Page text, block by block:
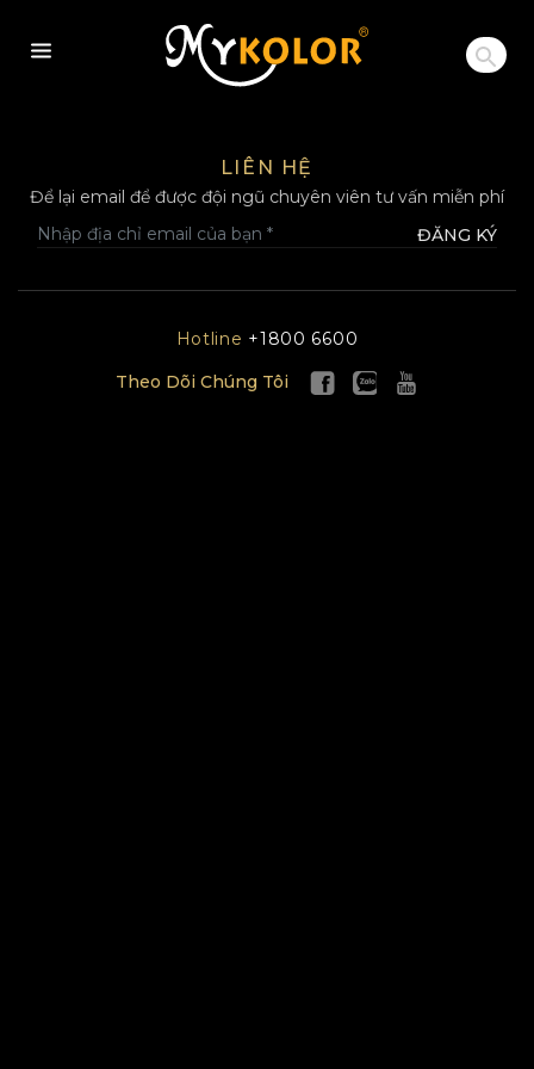
MYKOLOR
LIÊN HỆ
Để lại email để được đội ngũ chuyên viên tư vấn miễn phí
ĐĂNG KÝ
Hotline +1800 6600
Theo Dõi Chúng Tôi